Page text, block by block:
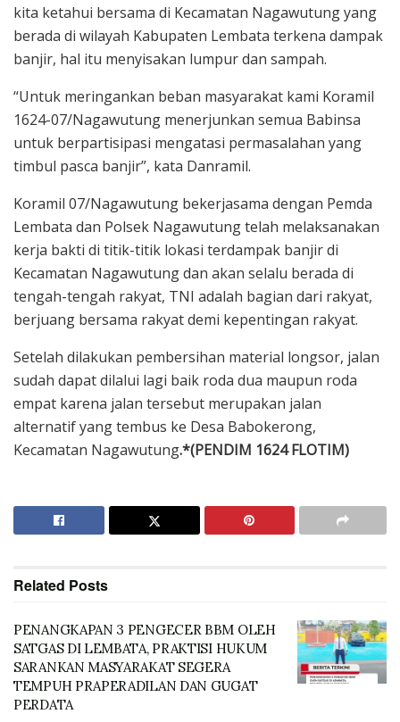
kita ketahui bersama di Kecamatan Nagawutung yang
berada di wilayah Kabupaten Lembata terkena dampak
banjir, hal itu menyisakan lumpur dan sampah.
“Untuk meringankan beban masyarakat kami Koramil
1624-07/Nagawutung menerjunkan semua Babinsa
untuk berpartisipasi mengatasi permasalahan yang
timbul pasca banjir”, kata Danramil.
Koramil 07/Nagawutung bekerjasama dengan Pemda
Lembata dan Polsek Nagawutung telah melaksanakan
kerja bakti di titik-titik lokasi terdampak banjir di
Kecamatan Nagawutung dan akan selalu berada di
tengah-tengah rakyat, TNI adalah bagian dari rakyat,
berjuang bersama rakyat demi kepentingan rakyat.
Setelah dilakukan pembersihan material longsor, jalan
sudah dapat dilalui lagi baik roda dua maupun roda
empat karena jalan tersebut merupakan jalan
alternatif yang tembus ke Desa Babokerong,
Kecamatan Nagawutung.*(PENDIM 1624 FLOTIM)
Related Posts
PENANGKAPAN 3 PENGECER BBM OLEH
SATGAS DI LEMBATA, PRAKTISI HUKUM
SARANKAN MASYARAKAT SEGERA
TEMPUH PRAPERADILAN DAN GUGAT
PERDATA